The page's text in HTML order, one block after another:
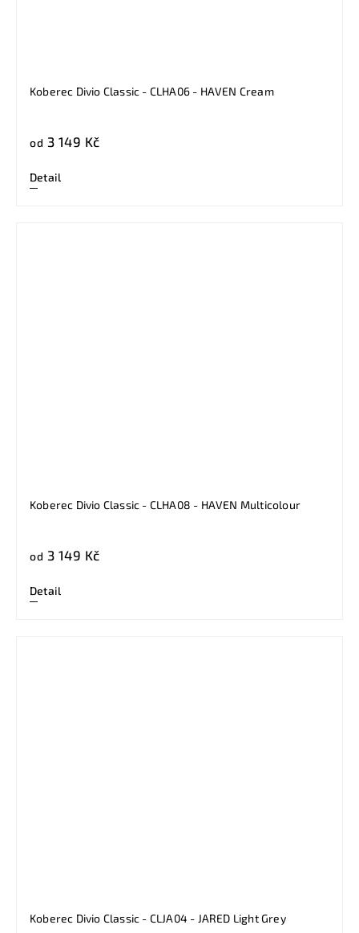
Koberec Divio Classic - CLHA06 - HAVEN Cream
od 3 149 Kč
Detail
Koberec Divio Classic - CLHA08 - HAVEN Multicolour
od 3 149 Kč
Detail
Koberec Divio Classic - CLJA04 - JARED Light Grey